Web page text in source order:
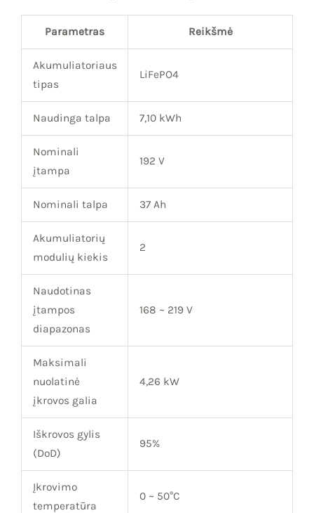
Parametras Reikšmė
Akumuliatoriaus
tipas
LiFePO4
Naudinga talpa 7,10 kWh
Nominali
įtampa
192 V
Nominali talpa 37 Ah
Akumuliatorių
modulių kiekis
2
Naudotinas
įtampos
diapazonas
168 ~ 219 V
Maksimali
nuolatinė
įkrovos galia
4,26 kW
Iškrovos gylis
(DoD)
95%
Įkrovimo
temperatūra
0 ~ 50°C